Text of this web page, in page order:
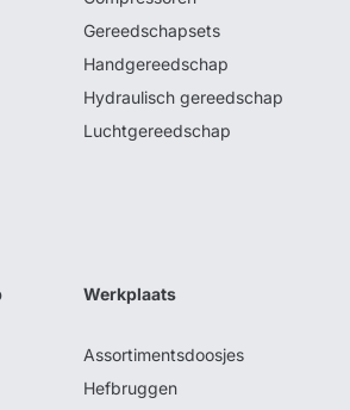
Gereedschapsets
Handgereedschap
Hydraulisch gereedschap
Luchtgereedschap
Werkplaats
Assortimentsdoosjes
Hefbruggen